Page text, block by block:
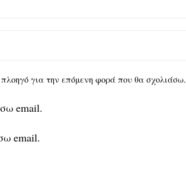
για την επόμενη φορά που θα σχολιάσω.
email.
email.